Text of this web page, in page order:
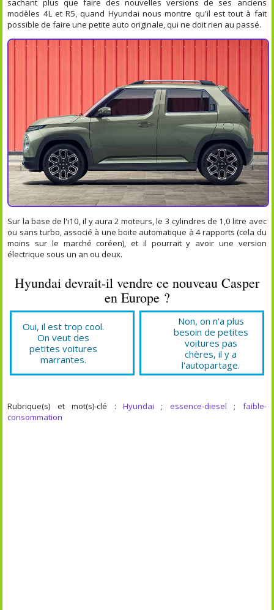
sachant plus que faire des nouvelles versions de ses anciens
modèles 4L et R5, quand Hyundai nous montre qu'il est tout à fait
possible de faire une petite auto originale, qui ne doit rien au passé.
Sur la base de l'i10, il y aura 2 moteurs, le 3 cylindres de 1,0 litre avec
ou sans turbo, associé à une boite automatique à 4 rapports (cela du
moins sur le marché coréen), et il pourrait y avoir une version
électrique sous un an ou deux.
Hyundai devrait-il vendre ce nouveau Casper
en Europe ?
Oui, il est trop cool.
On veut des
petites voitures
marrantes.
Non, on n'a plus
besoin de petites
voitures pas
chères, il y a
l'autopartage.
Rubrique(s) et mot(s)-clé : Hyundai ; essence-diesel ; faible-
consommation